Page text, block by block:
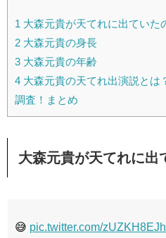
1 大森元貴が天てれに出ていた
2 大森元貴の身長
3 大森元貴の年齢
4 大森元貴の天てれ出演説とは
調査！まとめ
大森元貴が天てれに出
😅 pic.twitter.com/